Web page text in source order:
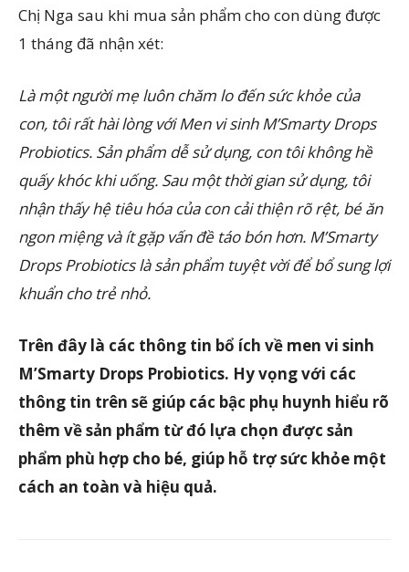
Chị Nga sau khi mua sản phẩm cho con dùng được
1 tháng đã nhận xét:
Là một người mẹ luôn chăm lo đến sức khỏe của
con, tôi rất hài lòng với Men vi sinh M’Smarty Drops
Probiotics. Sản phẩm dễ sử dụng, con tôi không hề
quấy khóc khi uống. Sau một thời gian sử dụng, tôi
nhận thấy hệ tiêu hóa của con cải thiện rõ rệt, bé ăn
ngon miệng và ít gặp vấn đề táo bón hơn. M’Smarty
Drops Probiotics là sản phẩm tuyệt vời để bổ sung lợi
khuẩn cho trẻ nhỏ.
Trên đây là các thông tin bổ ích về men vi sinh
M’Smarty Drops Probiotics. Hy vọng với các
thông tin trên sẽ giúp các bậc phụ huynh hiểu rõ
thêm về sản phẩm từ đó lựa chọn được sản
phẩm phù hợp cho bé, giúp hỗ trợ sức khỏe một
cách an toàn và hiệu quả.